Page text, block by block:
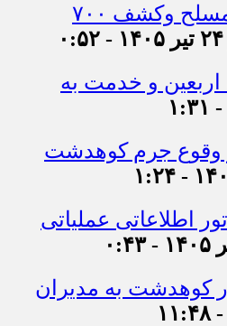
هلاکت چهار شرور مسلح وکشف ۷۰۰
۲۴ تیر ۱۴۰۵ - ۰:۵۲
و خدمت‌ به
وقوع جرم کوهدشت
اطلاعاتی عملیاتی
کوهدشت به مدیران